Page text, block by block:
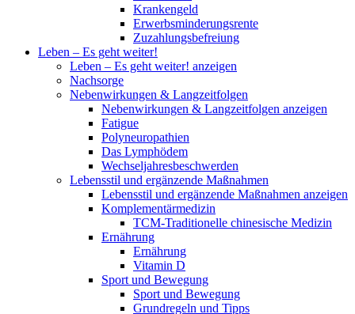
Krankengeld
Erwerbsminderungsrente
Zuzahlungsbefreiung
Leben – Es geht weiter!
Leben – Es geht weiter! anzeigen
Nachsorge
Nebenwirkungen & Langzeitfolgen
Nebenwirkungen & Langzeitfolgen anzeigen
Fatigue
Polyneuropathien
Das Lymphödem
Wechseljahresbeschwerden
Lebensstil und ergänzende Maßnahmen
Lebensstil und ergänzende Maßnahmen anzeigen
Komplementärmedizin
TCM-Traditionelle chinesische Medizin
Ernährung
Ernährung
Vitamin D
Sport und Bewegung
Sport und Bewegung
Grundregeln und Tipps